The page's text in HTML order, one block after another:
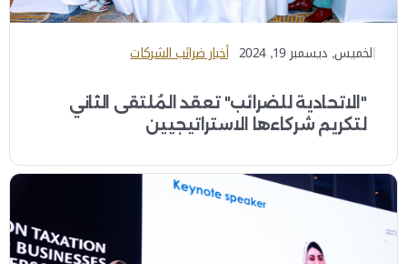
الخميس, ديسمبر 19, 2024 أخبار ضرائب الشركات
"الاتحادية للضرائب" تعقد المُلتقى الثاني
لتكريم شركاءها الاستراتيجيين